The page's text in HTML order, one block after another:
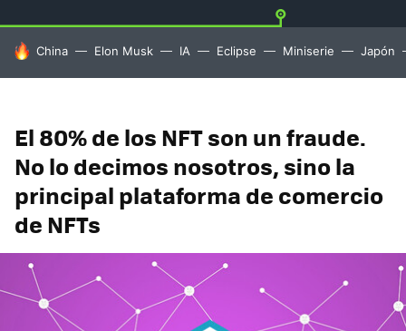
HOY SE HABLA DE
China Elon Musk IA Eclipse Miniserie Japón
El 80% de los NFT son un fraude.
No lo decimos nosotros, sino la
principal plataforma de comercio
de NFTs